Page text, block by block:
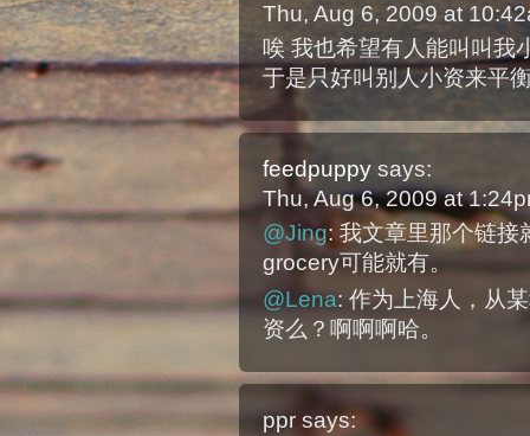
Thu, Aug 6, 2009 at
唉 我也希望有人能叫叫我
于是只好叫别人小资来平
feedpuppy says:
Thu, Aug 6, 2009 at
@Jing: 我文章里那个链接
grocery可能就有。
@Lena: 作为上海人，从
资么？啊啊啊哈。
ppr says: